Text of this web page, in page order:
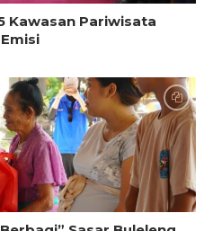
Kawasan Pariwisata